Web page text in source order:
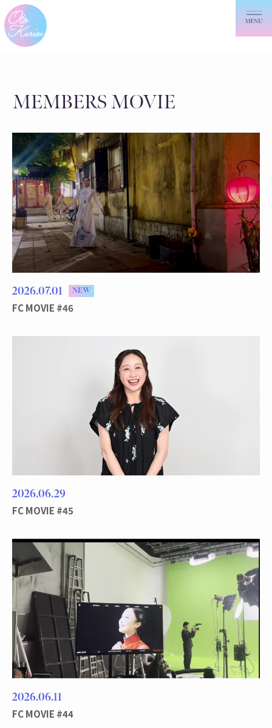
MEMBERS MOVIE
20260701 NEW
FC MOVIE #46
202606 29
FC MOVIE #45
20260611
FC MOVIE #44